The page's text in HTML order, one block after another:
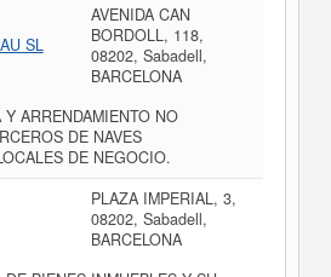
SL
AVENIDA CAN
BORDOLL, 118,
08202, Sabadell,
BARCELONA
Y ARRENDAMIENTO NO
DE NAVES
DE NEGOCIO.
PLAZA IMPERIAL, 3,
08202, Sabadell,
BARCELONA